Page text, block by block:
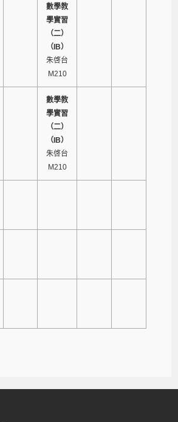
數學教
學實習
（二）
（IB）
朱啓台
M210
數學教
學實習
（二）
（IB）
朱啓台
M210